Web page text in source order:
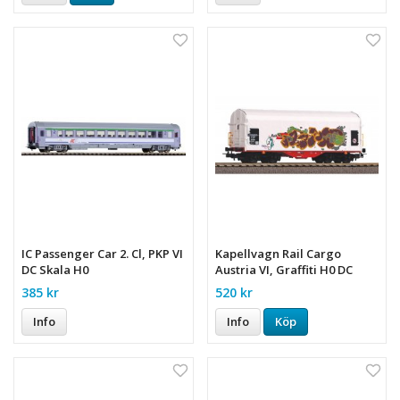
IC Passenger Car 2. Cl, PKP VI
DC Skala H0
385 kr
Info
Kapellvagn Rail Cargo
Austria VI, Graffiti H0 DC
520 kr
Info Köp